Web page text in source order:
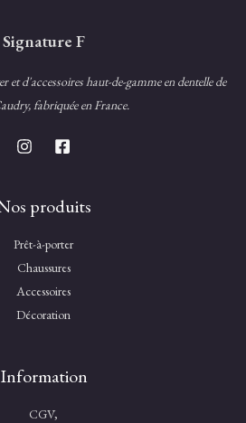
Signature F
et d'accessoires haut-de-gamme en dentelle de
fabriquée en France.
produits
Prêt-à-porter
Chaussures
Accessoires
Décoration
Information
CGV,